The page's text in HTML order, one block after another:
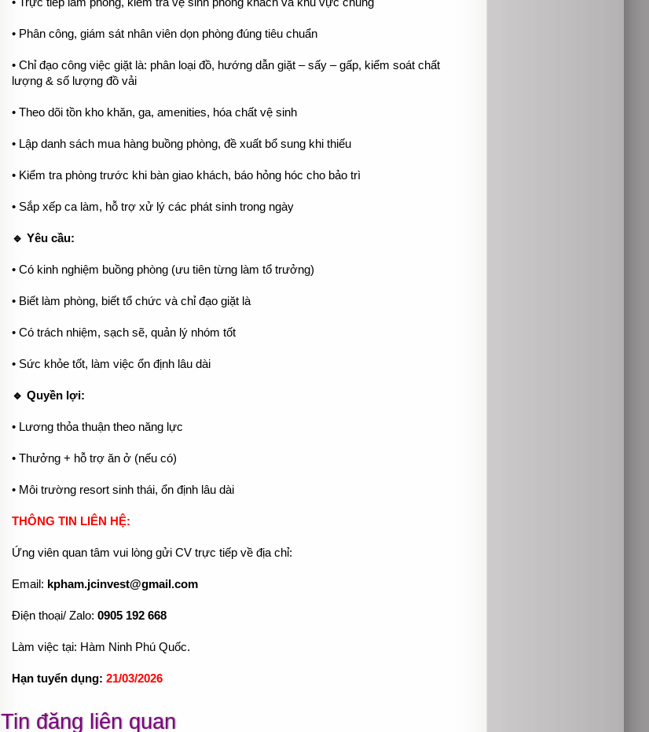
• Phân công, giám sát nhân viên dọn phòng đúng tiêu chuẩn
• Chỉ đạo công việc giặt là: phân loại đồ, hướng dẫn giặt – sấy – gấp, kiểm soát chất
lượng & số lượng đồ vải
• Theo dõi tồn kho khăn, ga, amenities, hóa chất vệ sinh
• Lập danh sách mua hàng buồng phòng, đề xuất bổ sung khi thiếu
• Kiểm tra phòng trước khi bàn giao khách, báo hỏng hóc cho bảo trì
• Sắp xếp ca làm, hỗ trợ xử lý các phát sinh trong ngày
🔹 Yêu cầu:
• Có kinh nghiệm buồng phòng (ưu tiên từng làm tổ trưởng)
• Biết làm phòng, biết tổ chức và chỉ đạo giặt là
• Có trách nhiệm, sạch sẽ, quản lý nhóm tốt
• Sức khỏe tốt, làm việc ổn định lâu dài
🔹 Quyền lợi:
• Lương thỏa thuận theo năng lực
• Thưởng + hỗ trợ ăn ở (nếu có)
• Môi trường resort sinh thái, ổn định lâu dài
THÔNG TIN LIÊN HỆ:
Ứng viên quan tâm vui lòng gửi CV trực tiếp về địa chỉ:
Email: kpham.jcinvest@gmail.com
Điện thoại/ Zalo: 0905 192 668
Làm việc tại: Hàm Ninh Phú Quốc.
Hạn tuyển dụng: 21/03/2026
Tin đăng liên quan